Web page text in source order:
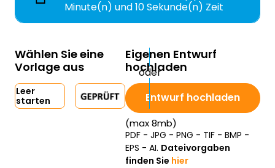
Minute(n) und 9 Sekunde(n) Zeit
Wählen Sie eine
Vorlage aus
Leer
starten
Eigenen Entwurf
hochladen
Entwurf hochladen
(max 8mb)
PDF - JPG - PNG - TIF - BMP -
EPS - AI. Dateivorgaben
finden Sie hier